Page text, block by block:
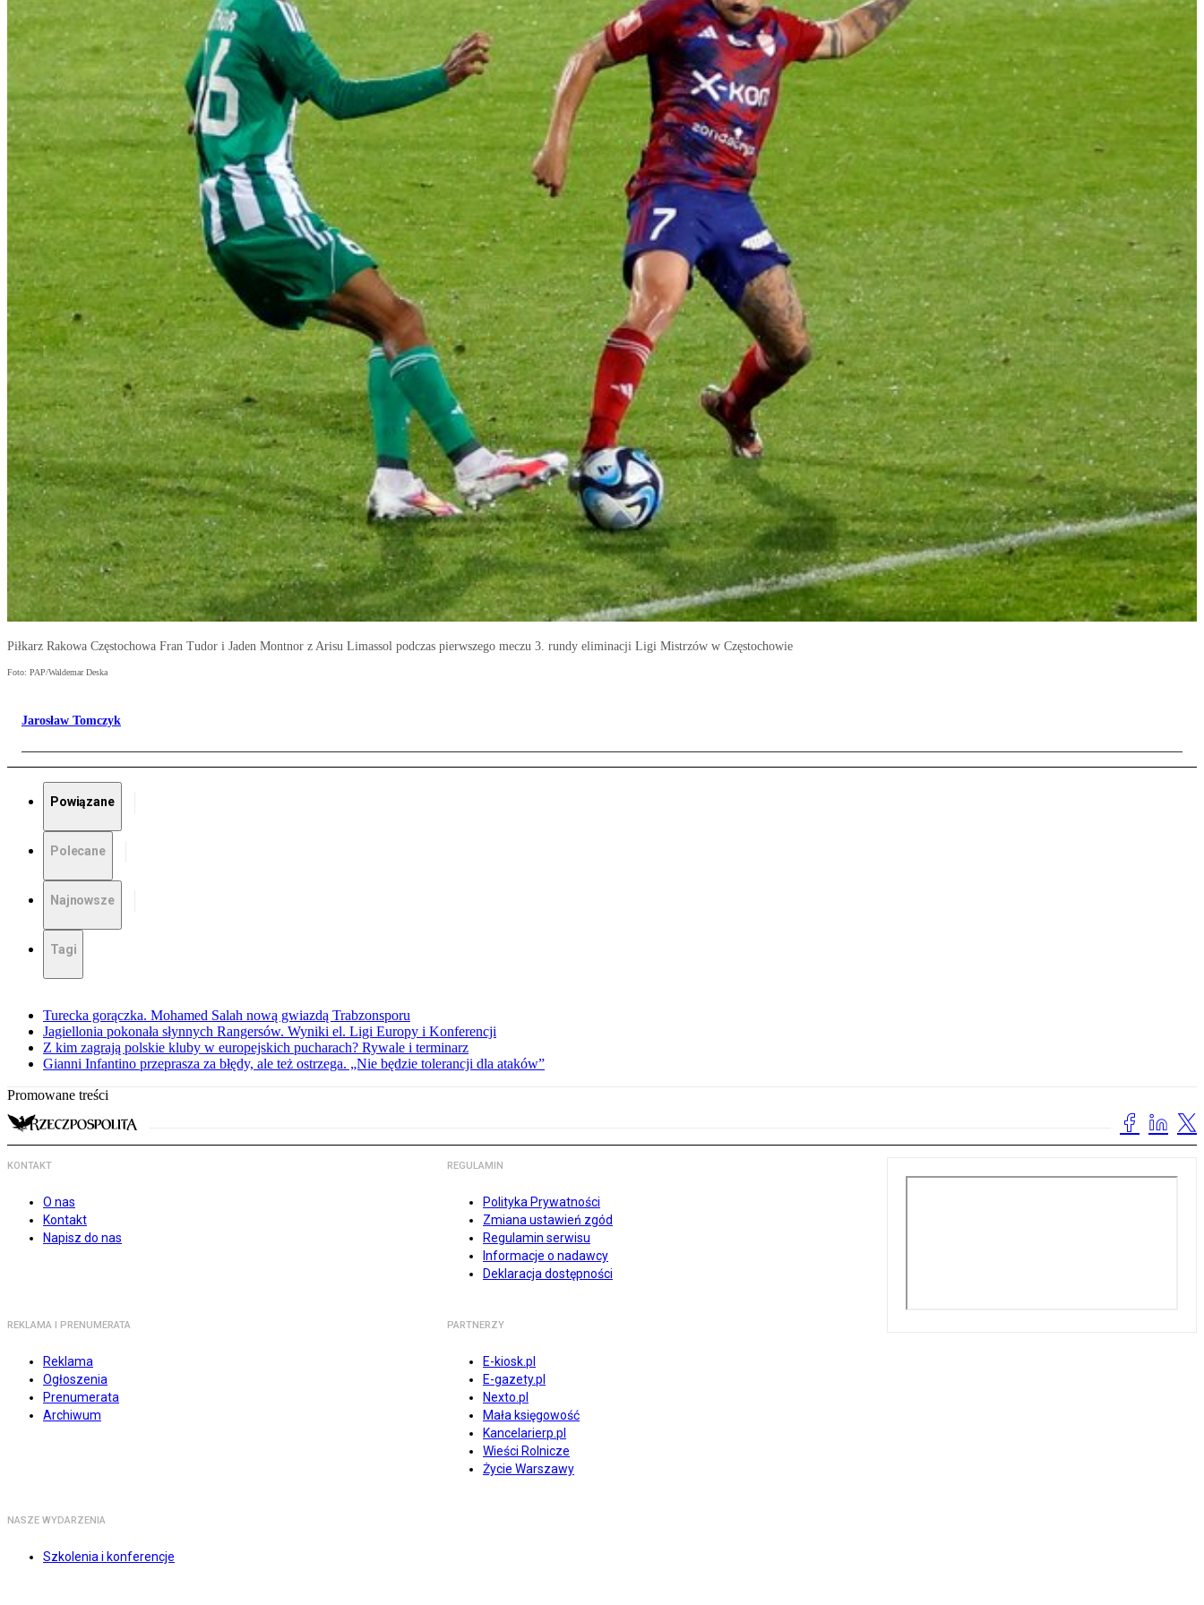
Piłkarz Rakowa Częstochowa Fran Tudor i Jaden Montnor z Arisu Limassol podczas pierwszego meczu 3. rundy eliminacji Ligi Mistrzów w Częstochowie
Foto: PAP/Waldemar Deska
Jarosław Tomczyk
Powiązane
Polecane
Najnowsze
Tagi
Turecka gorączka. Mohamed Salah nową gwiazdą Trabzonsporu
Jagiellonia pokonała słynnych Rangersów. Wyniki el. Ligi Europy i Konferencji
Z kim zagrają polskie kluby w europejskich pucharach? Rywale i terminarz
Gianni Infantino przeprasza za błędy, ale też ostrzega. „Nie będzie tolerancji dla ataków”
Promowane treści
KONTAKT
O nas
Kontakt
Napisz do nas
REGULAMIN
Polityka Prywatności
Zmiana ustawień zgód
Regulamin serwisu
Informacje o nadawcy
Deklaracja dostępności
REKLAMA I PRENUMERATA
Reklama
Ogłoszenia
Prenumerata
Archiwum
PARTNERZY
E-kiosk.pl
E-gazety.pl
Nexto.pl
Mała księgowość
Kancelarierp.pl
Wieści Rolnicze
Życie Warszawy
NASZE WYDARZENIA
Szkolenia i konferencje